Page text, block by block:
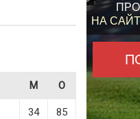
НА
М О
34 85